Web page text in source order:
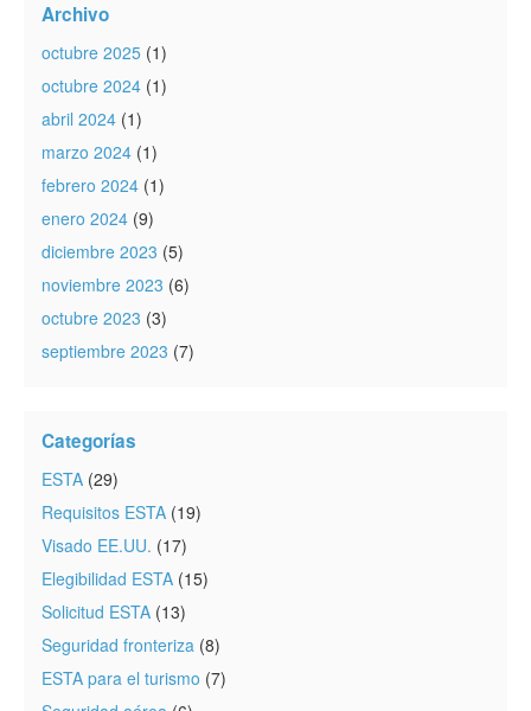
Archivo
octubre 2025 (1)
octubre 2024 (1)
abril 2024 (1)
marzo 2024 (1)
febrero 2024 (1)
enero 2024 (9)
diciembre 2023 (5)
noviembre 2023 (6)
octubre 2023 (3)
septiembre 2023 (7)
Categorías
ESTA (29)
Requisitos ESTA (19)
Visado EE.UU. (17)
Elegibilidad ESTA (15)
Solicitud ESTA (13)
Seguridad fronteriza (8)
ESTA para el turismo (7)